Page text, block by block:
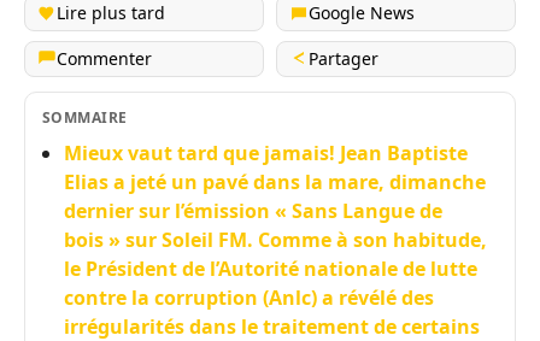
Lire plus tard
Google News
Commenter
Partager
SOMMAIRE
Mieux vaut tard que jamais! Jean Baptiste
Elias a jeté un pavé dans la mare, dimanche
dernier sur l’émission « Sans Langue de
bois » sur Soleil FM. Comme à son habitude,
le Président de l’Autorité nationale de lutte
contre la corruption (Anlc) a révélé des
irrégularités dans le traitement de certains